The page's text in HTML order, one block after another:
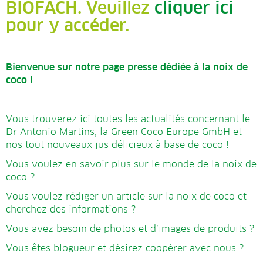
BIOFACH. Veuillez cliquer ici
pour y accéder.
Bienvenue sur notre page presse dédiée à la noix de
coco !
Vous trouverez ici toutes les actualités concernant le
Dr Antonio Martins, la Green Coco Europe GmbH et
nos tout nouveaux jus délicieux à base de coco !
Vous voulez en savoir plus sur le monde de la noix de
coco ?
Vous voulez rédiger un article sur la noix de coco et
cherchez des informations ?
Vous avez besoin de photos et d’images de produits ?
Vous êtes blogueur et désirez coopérer avec nous ?